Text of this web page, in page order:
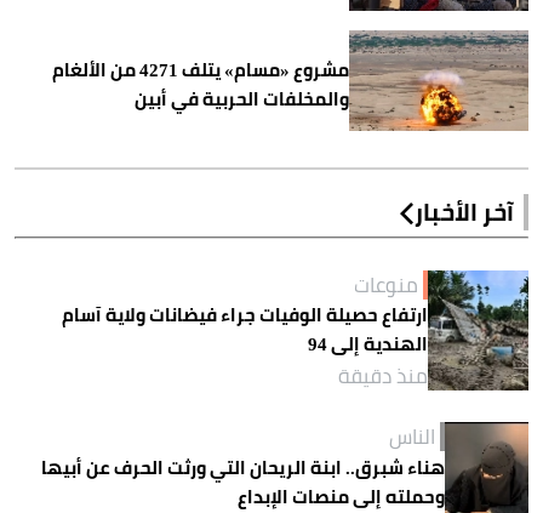
مشروع «مسام» يتلف 4271 من الألغام
والمخلفات الحربية في أبين
آخر الأخبار
منوعات
ارتفاع حصيلة الوفيات جراء فيضانات ولاية آسام
الهندية إلى 94
منذ دقيقة
الناس
هناء شبرق.. ابنة الريحان التي ورثت الحرف عن أبيها
وحملته إلى منصات الإبداع